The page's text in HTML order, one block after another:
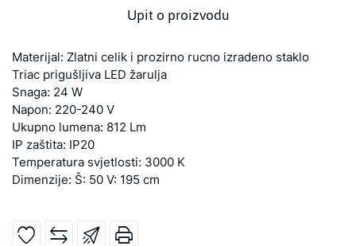
Upit o proizvodu
Materijal: Zlatni celik i prozirno rucno izradeno staklo
Triac prigušljiva LED žarulja
Snaga: 24 W
Napon: 220-240 V
Ukupno lumena: 812 Lm
IP zaštita: IP20
Temperatura svjetlosti: 3000 K
Dimenzije: Š: 50 V: 195 cm